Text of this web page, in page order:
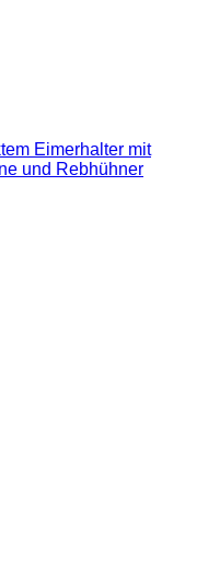
Eimerhalter mit
und Rebhühner